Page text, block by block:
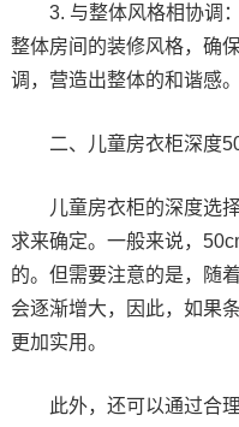
3. 与整体风格相协调
整体房间的装修风格，确
调，营造出整体的和谐感。
二、儿童房衣柜深度
儿童房衣柜的深度选
求来确定。一般来说，
的。但需要注意的是，随
会逐渐增大，因此，如果
更加实用。
此外，还可以通过合